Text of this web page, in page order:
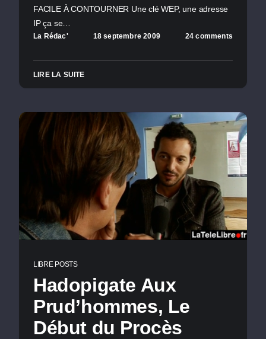
FACILE À CONTOURNER Une clé WEP, une adresse
IP ça se…
La Rédac' 18 septembre 2009 24 comments
LIRE LA SUITE
LIBRE POSTS
Hadopigate Aux
Prud’hommes, Le
Début du Procès